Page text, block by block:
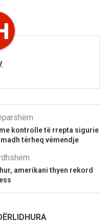
kontrolle të rrepta sigurie
tërheq vëmendje
amerikani thyen rekord